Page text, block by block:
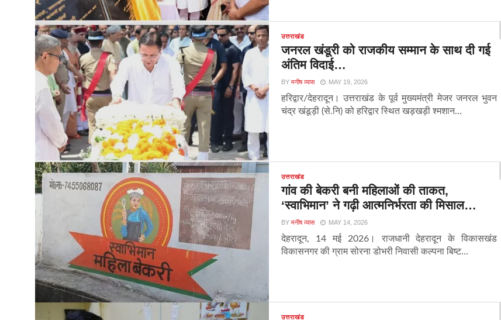
उत्तराखंड
जनरल खंडूरी को राजकीय सम्मान के साथ दी गई
अंतिम विदाई…
BYमनीष व्यास MAY 19, 2026
हरिद्वार/देहरादून। उत्तराखंड के पूर्व मुख्यमंत्री मेजर जनरल भुवन
चंद्र खंडूड़ी (से.नि) को हरिद्वार स्थित खड़खड़ी श्मशान...
उत्तराखंड
गांव की बेकरी बनी महिलाओं की ताकत,
‘स्वाभिमान’ ने गढ़ी आत्मनिर्भरता की मिसाल…
BYमनीष व्यास MAY 14, 2026
देहरादून, 14 मई 2026। राजधानी देहरादून के विकासखंड
विकासनगर की ग्राम सोरना डोभरी निवासी कल्पना बिष्ट...
उत्तराखंड